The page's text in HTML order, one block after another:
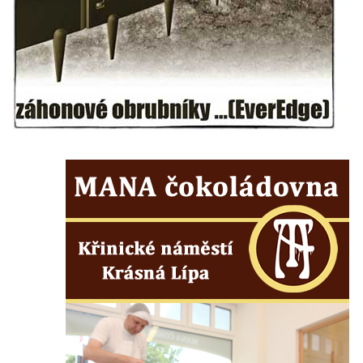
Rotující kříž před farou v Cítolibech
Boží muka Na Spravedlnosti na jižním
okraji Loun
Kříž u Kleinova statku v Konětopech
Kříž na rozcestí v severní části Touchovic
Centrální kříž hřbitova v Opočně u Loun
Kříž na vstupní bráně na hřbitov v Opočně u
Kříž na ohradní zdi fary čp. 1 v Opočně
Kříž u kostela Nanebevzetí Panny Marie v
Opočně